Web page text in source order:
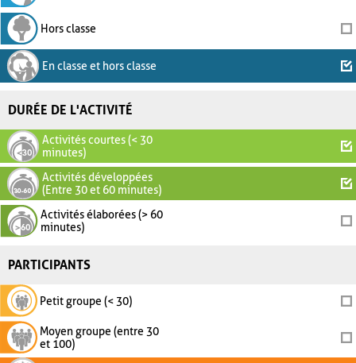
Hors classe
En classe et hors classe
DURÉE DE L'ACTIVITÉ
Activités courtes (< 30
minutes)
Activités développées
(Entre 30 et 60 minutes)
Activités élaborées (> 60
minutes)
PARTICIPANTS
Petit groupe (< 30)
Moyen groupe (entre 30
et 100)